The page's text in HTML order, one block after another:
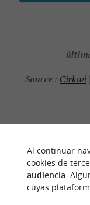
Source : Cirkwi
PARA
Al continuar
cookies de
audiencia.
cuyas